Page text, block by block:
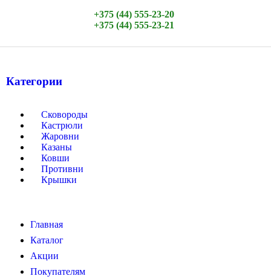
+375 (44) 555-23-20
+375 (44) 555-23-21
Категории
Сковороды
Кастрюли
Жаровни
Казаны
Ковши
Противни
Крышки
Главная
Каталог
Акции
Покупателям